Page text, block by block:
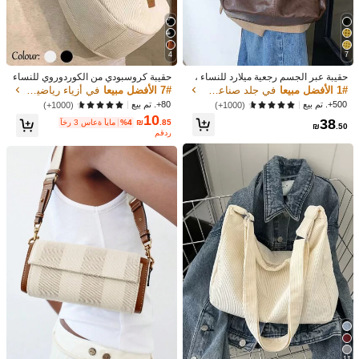
5.00 عرض المزيد
t***0 لون: متعدد الألوان / نوع الموديلات: منقوشة صغيرة حمراء
Goodquality.Iloveit
❤️❤️❤️❤️❤️❤️❤️❤️❤️❤️❤️
مفيد (0)
f***h لون: متعدد الألوان / نوع الموديلات: منقوشة صغيرة حمراء
thiskind of itnowthati
مفيد(0)
C***e لون: متعدد الألوان / نوع الموديلات: منقوشة صغيرة حمراء
好看好看好看好看好看好看好看
مفيد(0)
H***g لون: متعدد الألوان / نوع الموديلات: منقوشة صغيرة حمراء
niceproductthanku
7
حقيبة عبر الجسم رجعية ميلارد للنساء ،
حقيبة يد للتنقل واليومية ، موضة كورية ج
ديدة لعام 2025 ، حقيبة كتف سعة كبيرة
متعددة الاستخدامات
1# الأفضل مبيعا
500+. تم بيع (1000+)
₪38.50
4
حقيبة كروسبودي من الكوردوروي للنساء
- حقيبة رياضية كاجوال على شكل كمبوش
ة، مع حزام كتف قابل للتعديل، حقيبة كور
دوروي جديدة للخريف/الشتاء للطلاب، حق
يبة كمبوشة للتنقل اليومي متعددة الاستخ
دامات، خفيفة الوزن، إغلاق بسحاب، بطان
ة من البوليستر، لون أحادي، تفاصيل حاف
ة مهترئة - مناسبة للنساء الأنيقات - مناس
بة للاستخدام اليومي والسفر والتسوق -
هدية مثالية للمراهقات والشابات
7# الأفضل مبيعا
80+. تم بيع (1000+)
₪10.85
%4 آخر 3 ساعة أيام
مقدر